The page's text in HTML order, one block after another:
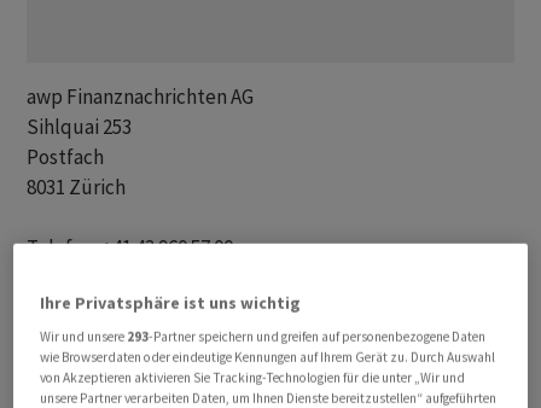
awp Finanznachrichten AG
Sihlquai 253
Postfach
8031 Zürich
Telefon: +41 43 960 57 00
Internet: www.awp.ch
Geschäftsführung: Christoph Gaberthüel
Ihre Privatsphäre ist uns wichtig
Wir und unsere 293-Partner speichern und greifen auf personenbezogene Daten
wie Browserdaten oder eindeutige Kennungen auf Ihrem Gerät zu. Durch Auswahl
von Akzeptieren aktivieren Sie Tracking-Technologien für die unter „Wir und
unsere Partner verarbeiten Daten, um Ihnen Dienste bereitzustellen“ aufgeführten